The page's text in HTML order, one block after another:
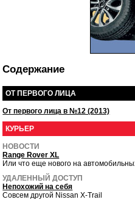
Содержание
ОТ ПЕРВОГО ЛИЦА
От первого лица в №12 (2013)
КУРЬЕР
НОВОСТИ
Range Rover XL
Или что еще нового на
УДАЛЕННЫЙ ДОСТУП
Непохожий на себя
Совсем другой Nissan X-Trail